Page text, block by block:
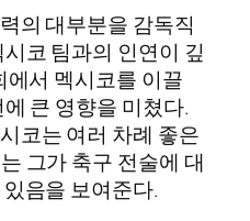
의 대부분을 감독직
코 팀과의 인연이 깊
에서 멕시코를 이끌
큰 영향을 미쳤다.
코는 여러 차례 좋은
그가 축구 전술에 대
음을 보여준다.